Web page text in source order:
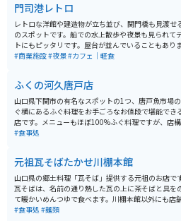
門司港レトロ
レトロな洋館や建造物が立ち並び、関門橋も見渡せ
のスポットです。船での水上散歩や夜景も見られて
トにもピッタリです。屋台が並んでいることもあり
す。港としてはコンパクトにまとまっているので、気
#商業施設#夜景#カフェ｜軽食
ふくの河久唐戸店
山口県下関市の有名なスポットの1つ、唐戸魚市場
ぐ横にあるふぐ料理をお手ごろなお値段で堪能でき
店です。メニューもほぼ100%ふぐ料理ですが、店
は大衆食堂で、一人でも気軽に入れるふぐ料理の飲食
#食事処
元祖瓦そばたかせ川棚本館
山口県の郷土料理「瓦そば」提供する元祖のお店です
瓦そばは、名前の通り熱した瓦の上に茶そばと具を
て暖かいめんつゆで食べます。川棚本館以外にも店
ありますが、すべての店舗でかなり混雑しています。
#食事処 #麺類